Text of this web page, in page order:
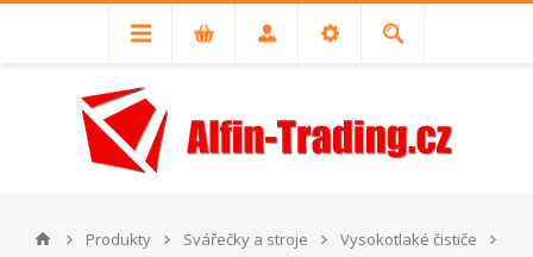
Produkty Svářečky a stroje
Vysokotlaké čističe